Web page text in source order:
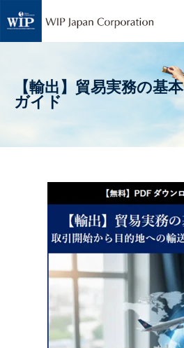
【輸出】貿易実務の基本
ガイド